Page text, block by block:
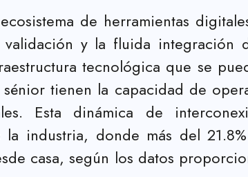
de herramientas
y la fluida integración
tecnológica que se
tienen la capacidad de
Esta dinámica de
industria, donde más del
casa, según los datos